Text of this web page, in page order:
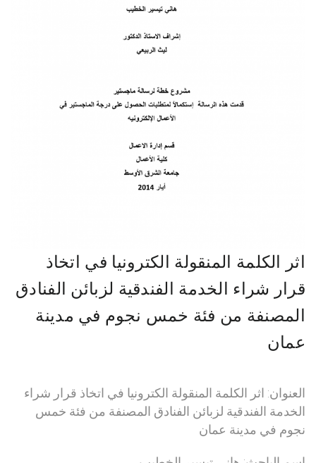
اثر الكلمة المنقولة الكترونيا في اتخاذ
قرار شراء الخدمة الفندقية لزبائن الفنادق
المصنفة من فئة خمس نجوم في مدينة
عمان
العنوان: اثر الكلمة المنقولة الكترونيا في اتخاذ قرار شراء
الخدمة الفندقية لزبائن الفنادق المصنفة من فئة خمس
نجوم في مدينة عمان